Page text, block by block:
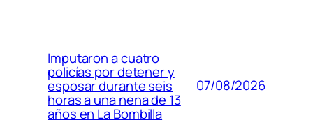
Imputaron a cuatro
policías por detener y
esposar durante seis
horas a una nena de 13
años en La Bombilla
07/08/2026